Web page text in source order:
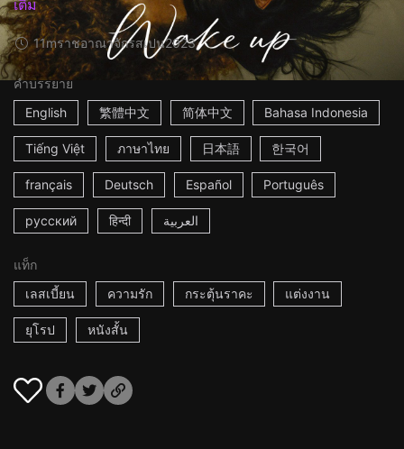
เติม
11mราชอาณาจักรสเปน2023
คำบรรยาย
English
繁體中文 简体中文 Bahasa Indonesia
Tiếng Việt ภาษาไทย 日本語 한국어
français Deutsch Español Português
русский हिन्दी العربية
แท็ก
เลสเบี้ยน
ความรัก กระตุ้นราคะ แต่งงาน
ยุโรป หนังสั้น